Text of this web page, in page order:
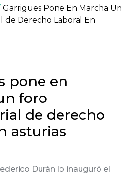
Garrigues Pone En Marcha Un
de Derecho Laboral En
pone en
foro
de derecho
asturias
Durán lo inauguró el